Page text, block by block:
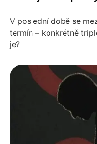
V poslední době se
termín – konkrétně
je?